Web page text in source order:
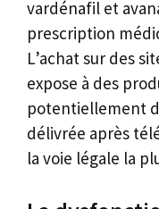
vardénafil et
prescription
L’achat sur des
expose à des
potentiellement
délivrée après
la voie légale la